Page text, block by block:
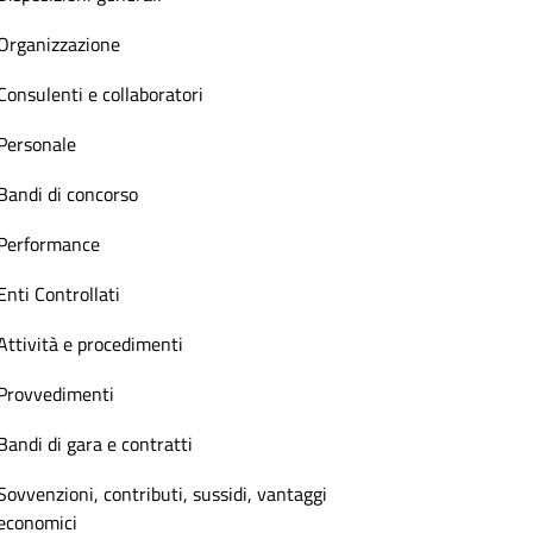
e collaboratori
di concorso
Controllati
e procedimenti
di gara e contratti
contributi, sussidi, vantaggi